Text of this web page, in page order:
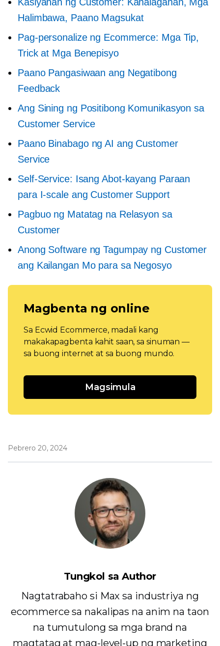
Halimbawa, Paano Magsukat
Pag-personalize ng Ecommerce: Mga Tip,
Trick at Mga Benepisyo
Paano Pangasiwaan ang Negatibong
Feedback
Ang Sining ng Positibong Komunikasyon sa
Customer Service
Paano Binabago ng AI ang Customer
Service
Self-Service: Isang Abot-kayang Paraan
para I-scale ang Customer Support
Pagbuo ng Matatag na Relasyon sa
Customer
Anong Software ng Tagumpay ng Customer
ang Kailangan Mo para sa Negosyo
Magbenta ng online
Sa Ecwid Ecommerce, madali kang
makakapagbenta kahit saan, sa sinuman —
sa buong internet at sa buong mundo.
Magsimula
Pebrero 20, 2024
Tungkol sa Author
Nagtatrabaho si Max sa industriya ng
ecommerce sa nakalipas na anim na taon
na tumutulong sa mga brand na
magtatag at mag-level-up ng marketing